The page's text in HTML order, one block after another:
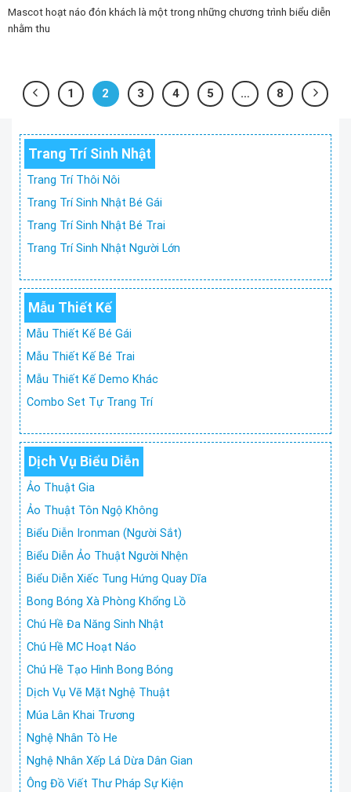
Trang Trí Sinh Nhật
Trang Trí Thôi Nôi
Trang Trí Sinh Nhật Bé Gái
Trang Trí Sinh Nhật Bé Trai
Trang Trí Sinh Nhật Người Lớn
Mẫu Thiết Kế
Mẫu Thiết Kế Bé Gái
Mẫu Thiết Kế Bé Trai
Mẫu Thiết Kế Demo Khác
Combo Set Tự Trang Trí
Dịch Vụ Biểu Diễn
Ảo Thuật Gia
Ảo Thuật Tôn Ngộ Không
Biểu Diễn Ironman (Người Sắt)
Biểu Diễn Ảo Thuật Người Nhện
Biểu Diễn Xiếc Tung Hứng Quay Dĩa
Bong Bóng Xà Phòng Khổng Lồ
Chú Hề Đa Năng Sinh Nhật
Chú Hề MC Hoạt Náo
Chú Hề Tạo Hình Bong Bóng
Dịch Vụ Vẽ Mặt Nghệ Thuật
Múa Lân Khai Trương
Nghệ Nhân Tò He
Nghệ Nhân Xếp Lá Dừa Dân Gian
Ông Đồ Viết Thư Pháp Sự Kiện
Mascot hoạt náo đón khách là một trong những chương trình biểu diễn
nhằm thu
1 2 3 4 5 … 8